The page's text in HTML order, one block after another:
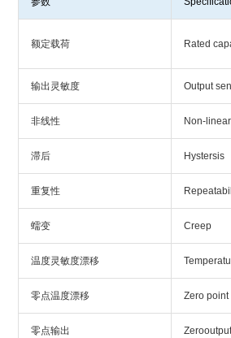
额定载荷 Rated
输出灵敏度 Output
非线性 Non-
滞后 Hystersis
重复性
蠕变 Creep
温度灵敏度漂移
零点温度漂移 Zero
零点输出